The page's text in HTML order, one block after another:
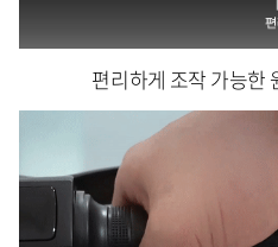
편리하게 조작 가능한